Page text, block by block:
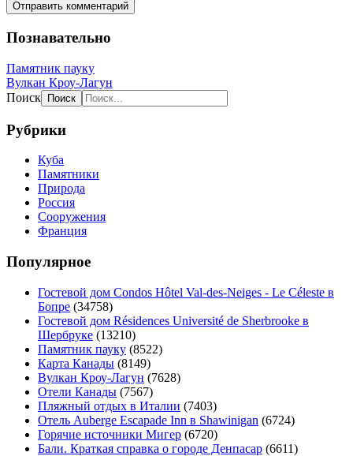
Познавательно
Памятник пауку
Вулкан Кроу-Лагун
Поиск
Рубрики
Куба
Памятники
Природа
Россия
Сооружения
Франция
Популярное
Гостевой дом Condos Hôtel Val-des-Neiges - Le Céleste в
Бопре (34758)
Гостевой дом Résidences Université de Sherbrooke в
Шербруке (13210)
Памятник пауку (8522)
Карта Канады (8149)
Вулкан Кроу-Лагун (7628)
Отели Канады (7567)
Пляжный отдых в Италии (7403)
Отель Auberge Escapade Inn в Shawinigan (6724)
Горячие источники Мигер (6720)
Бали. Краткая справка о городе Денпасар (6611)